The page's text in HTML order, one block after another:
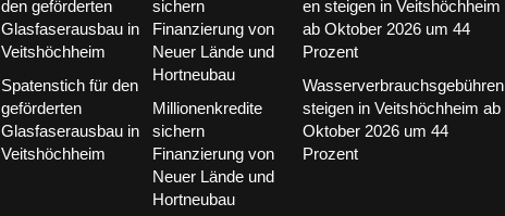
Spatenstich für den
geförderten
Glasfaserausbau in
Veitshöchheim
Millionenkredite
sichern
Finanzierung von
Neuer Lände und
Hortneubau
Wasserverbrauchsgebühren
steigen in Veitshöchheim ab
Oktober 2026 um 44
Prozent